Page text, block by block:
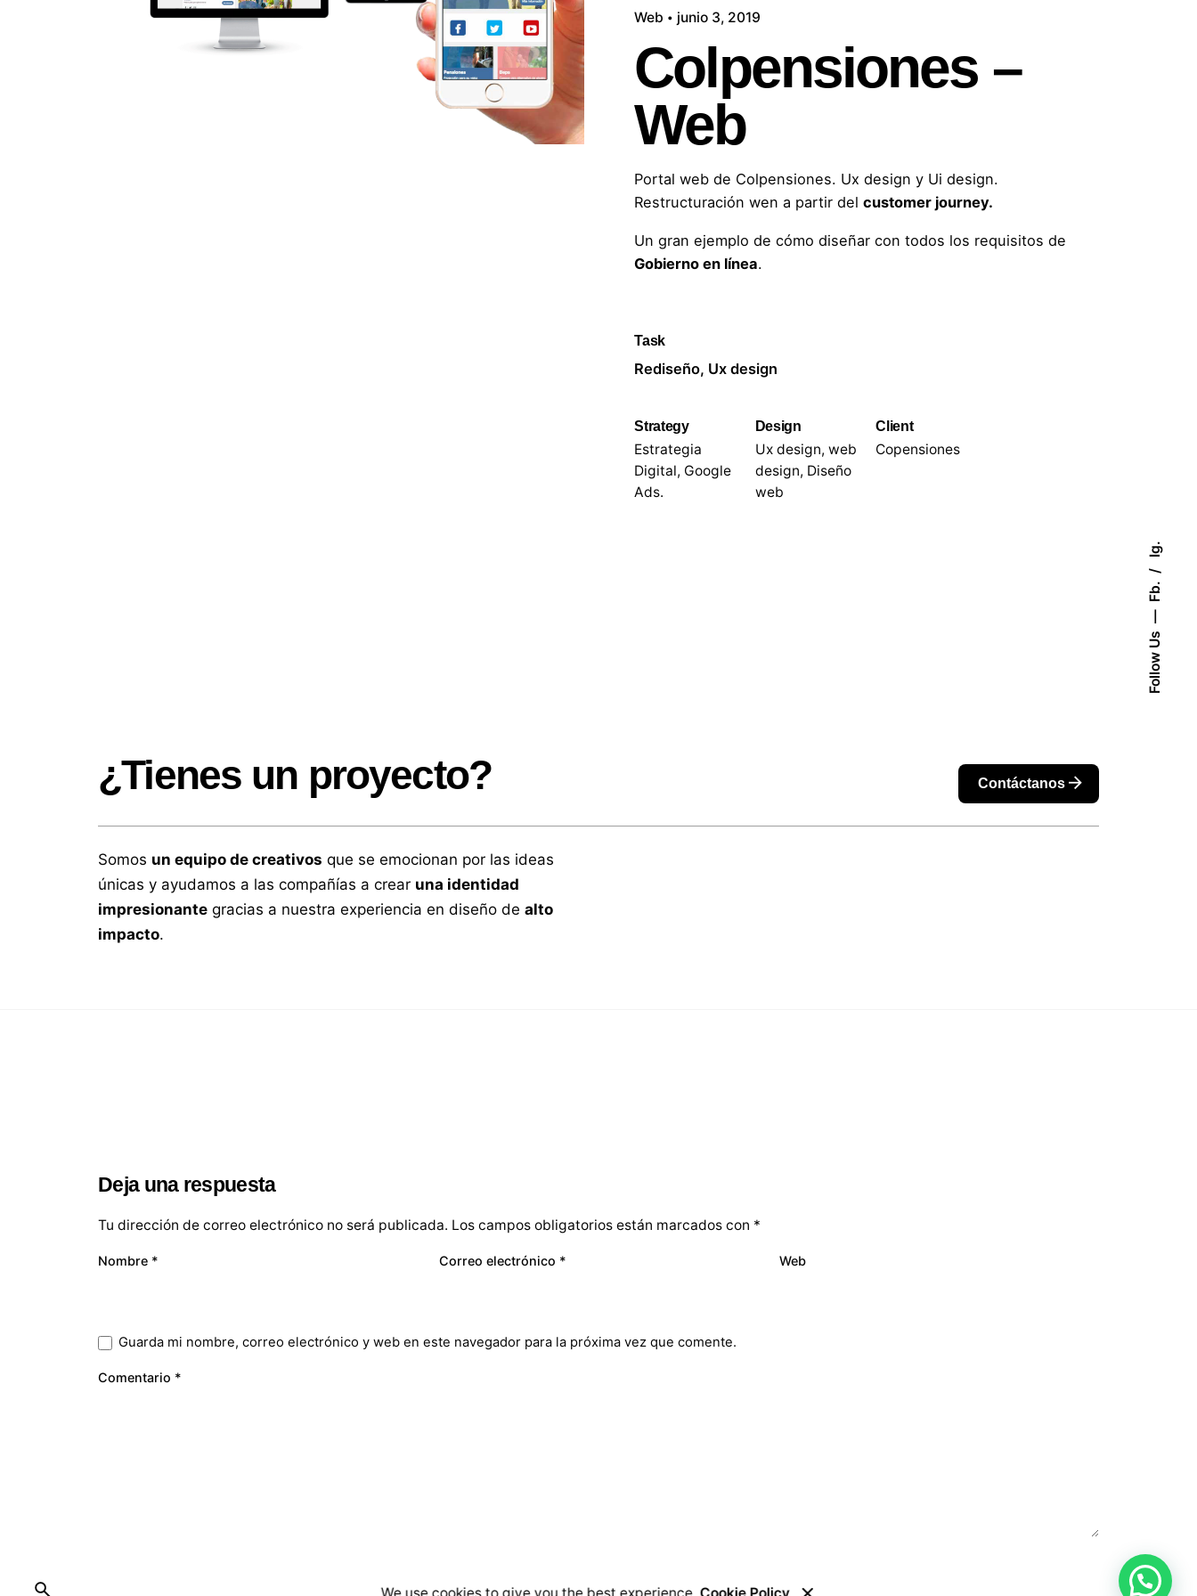
Follow Us
Fb.
Ig.
Web junio 3, 2019
Colpensiones –
Web
Portal web de Colpensiones. Ux design y Ui design.
Restructuración wen a partir delcustomer journey.
Un gran ejemplo de cómo diseñar con todos los requisitos de
Gobierno en línea.
Task
Rediseño, Ux design
Strategy
Estrategia
Digital, Google
Ads.
Design
Ux design, web
design, Diseño
web
Client
Copensiones
¿Tienes un proyecto? Contáctanos
Somos un equipo de creativos que se emocionan por las ideas
únicas y ayudamos a las compañías a crear una identidad
impresionante gracias a nuestra experiencia en diseño dealto
impacto.
Cartagena Music Festival -
Deja una respuesta
Tu dirección de correo electrónico no será publicada. Los campos obligatorios están marcados con *
Nombre * Correo electrónico * Web
Guarda mi nombre, correo electrónico y web en este navegador para la próxima vez que comente.
Comentario *